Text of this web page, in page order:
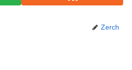
Zerch